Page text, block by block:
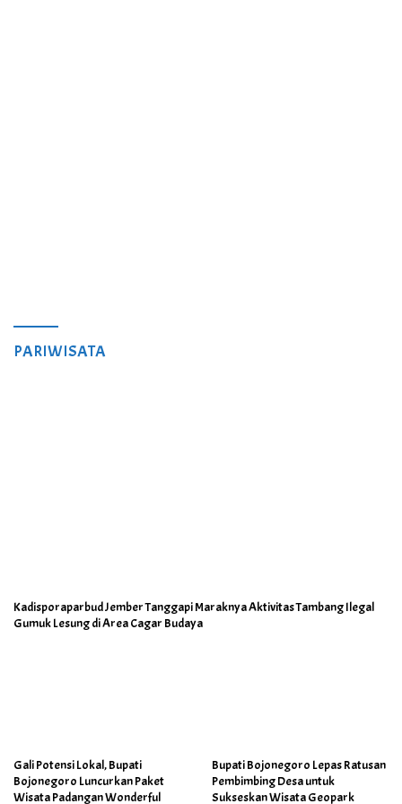
PARIWISATA
Kadisporaparbud Jember Tanggapi Maraknya Aktivitas Tambang Ilegal
Gumuk Lesung di Area Cagar Budaya
Gali Potensi Lokal, Bupati
Bojonegoro Luncurkan Paket
Wisata Padangan Wonderful
Bupati Bojonegoro Lepas Ratusan
Pembimbing Desa untuk
Sukseskan Wisata Geopark